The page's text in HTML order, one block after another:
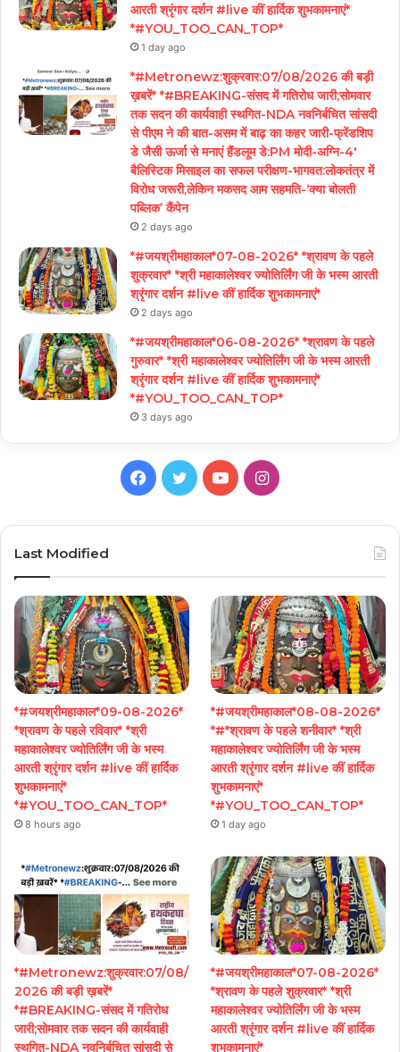
आरती श्रृंगार दर्शन #live कीं हार्दिक शुभकामनाएं*
*#YOU_TOO_CAN_TOP*
1 day ago
*#Metronewz:शुक्रवार:07/08/2026 की बड़ी
ख़बरें* *#BREAKING-संसद में गतिरोध जारी;सोमवार
तक सदन की कार्यवाही स्थगित-NDA नवनिर्बचित सांसदी
से पीएम ने की बात-असम में बाढ़ का कहर जारी-फ्रेंडशिप
डे जैसी ऊर्जा से मनाएं हैंडलूम डे:PM मोदी-अग्नि-4′
बैलिस्टिक मिसाइल का सफल परीक्षण-भागवत:लोकतंत्र में
विरोध जरूरी,लेकिन मकसद आम सहमति-‘क्या बोलती
पब्लिक’ कैंपेन
2 days ago
*#जयश्रीमहाकाल*07-08-2026* *श्रावण के पहले
शुक्रवार* *श्री महाकालेश्वर ज्योतिर्लिंग जी के भस्म आरती
श्रृंगार दर्शन #live कीं हार्दिक शुभकामनाएं*
2 days ago
*#जयश्रीमहाकाल*06-08-2026* *श्रावण के पहले
गुरुवार* *श्री महाकालेश्वर ज्योतिर्लिंग जी के भस्म आरती
श्रृंगार दर्शन #live कीं हार्दिक शुभकामनाएं*
*#YOU_TOO_CAN_TOP*
3 days ago
Facebook
TwitterYouTubeInstagram
Last Modified
*#जयश्रीमहाकाल*09-08-2026*
*श्रावण के पहले रविवार* *श्री
महाकालेश्वर ज्योतिर्लिंग जी के भस्म
आरती श्रृंगार दर्शन #live कीं हार्दिक
शुभकामनाएं*
*#YOU_TOO_CAN_TOP*
8 hours ago
*#जयश्रीमहाकाल*08-08-2026*
*#*श्रावण के पहले शनीवार* *श्री
महाकालेश्वर ज्योतिर्लिंग जी के भस्म
आरती श्रृंगार दर्शन #live कीं हार्दिक
शुभकामनाएं*
*#YOU_TOO_CAN_TOP*
1 day ago
*#Metronewz:शुक्रवार:07/08/
2026 की बड़ी ख़बरें*
*#BREAKING-संसद में गतिरोध
जारी;सोमवार तक सदन की कार्यवाही
स्थगित-NDA नवनिर्बचित सांसदी से
*#जयश्रीमहाकाल*07-08-2026*
*श्रावण के पहले शुक्रवार* *श्री
महाकालेश्वर ज्योतिर्लिंग जी के भस्म
आरती श्रृंगार दर्शन #live कीं हार्दिक
शुभकामनाएं*